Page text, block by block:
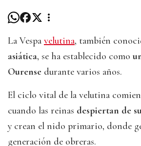
La Vespa velutina, también
asiática, se ha establecido como
Ourense durante varios años.
El ciclo vital de la velutina
cuando las reinas despiertan de
y crean el nido primario, donde
generación de obreras.